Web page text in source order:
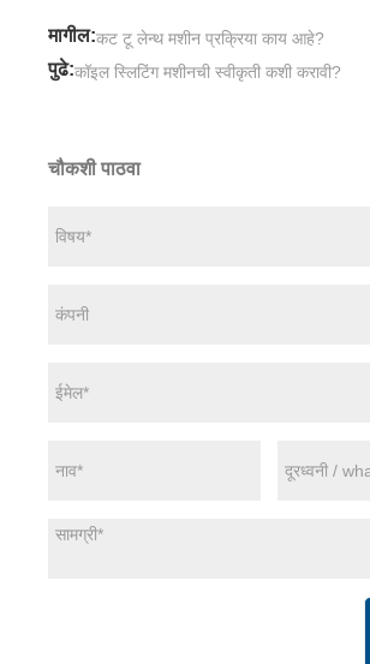
मागील:कट टू लेन्थ मशीन प्रक्रिया काय आहे?
पुढे:कॉइल स्लिटिंग मशीनची स्वीकृती कशी करावी?
चौकशी पाठवा